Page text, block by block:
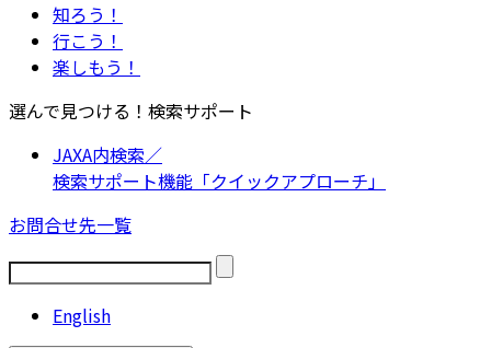
知ろう！
行こう！
楽しもう！
選んで見つける！検索サポート
JAXA内検索／
検索サポート機能「クイックアプローチ」
お問合せ先一覧
English